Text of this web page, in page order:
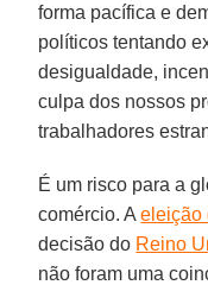
forma pacífica e
políticos tentando
desigualdade,
culpa dos nossos
trabalhadores
É um risco para a
comércio. Aeleição
decisão do Reino
não foram uma